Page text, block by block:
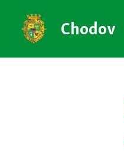
Chodov